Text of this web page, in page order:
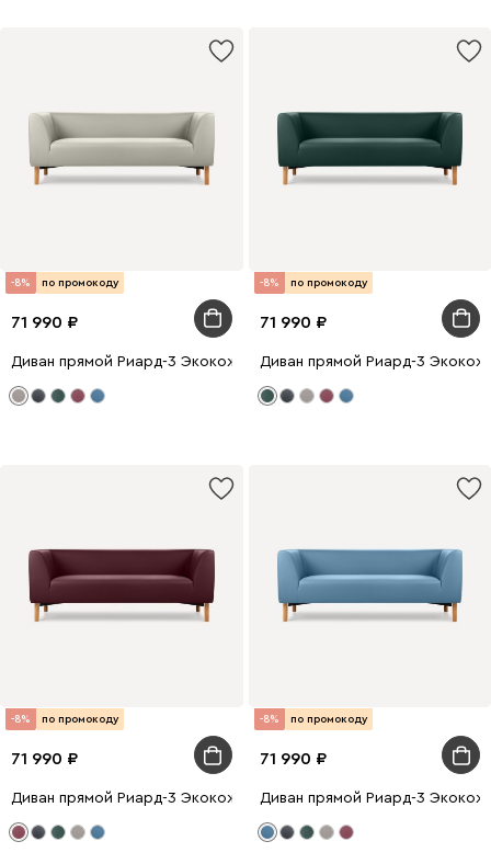
-8% по промокоду
71 990
Диван прямой Риард-3 Экокожа Бежевый
-8% по промокоду
71 990
Диван прямой Риард-3
-8% по промокоду
71 990
Диван прямой Риард-3 Экокожа Бордовый
-8% по промокоду
71 990
Диван прямой Риард-3